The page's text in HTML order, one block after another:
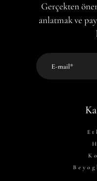
Gerçekten
anlatmak ve